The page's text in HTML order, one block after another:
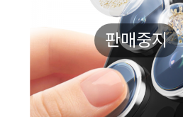
판매중지